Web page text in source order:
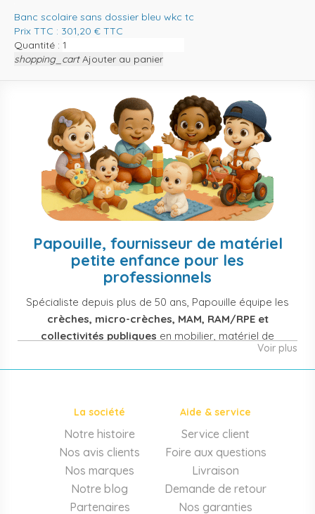
Banc scolaire sans dossier bleu wkc tc
Prix TTC : 301,20 € TTC
Quantité :
shopping_cart Ajouter au panier
Papouille, fournisseur de matériel
petite enfance pour les
professionnels
Spécialiste depuis plus de 50 ans, Papouille équipe les
crèches, micro-crèches, MAM, RAM/RPE et
collectivités publiques en mobilier, matériel de
puériculture, jouets et équipement pour structures
d'accueil de la petite enfance. Notre offre couvre
cabinets infirmiers).
Mobilier et équipement de crèche
Lits crèche en bois, couchettes empilables, meubles à
langer sur mesure en résine antibactérienne, tables et
chaises adaptées aux 0-6 ans, banc-vestiaire, barrières de
Voir plus
La société
Notre histoire
Nos avis clients
Nos marques
Notre blog
Partenaires
Aide & service
Service client
Foire aux questions
Livraison
Demande de retour
Nos garanties